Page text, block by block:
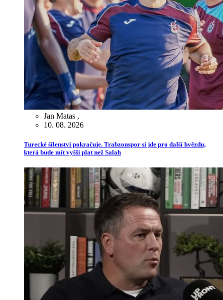
Jan Matas ,
10. 08. 2026
Turecké šílenství pokračuje. Trabzonspor si jde pro další hvězdu,
která bude mít vyšší plat než Salah